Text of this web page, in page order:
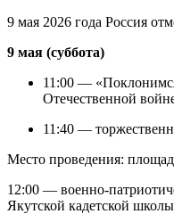
9 мая 2026 года Россия
9 мая (суббота)
11:00 —
Отечественной
11:40 —
Место проведения:
12:00 — военно-
Якутской кадетской